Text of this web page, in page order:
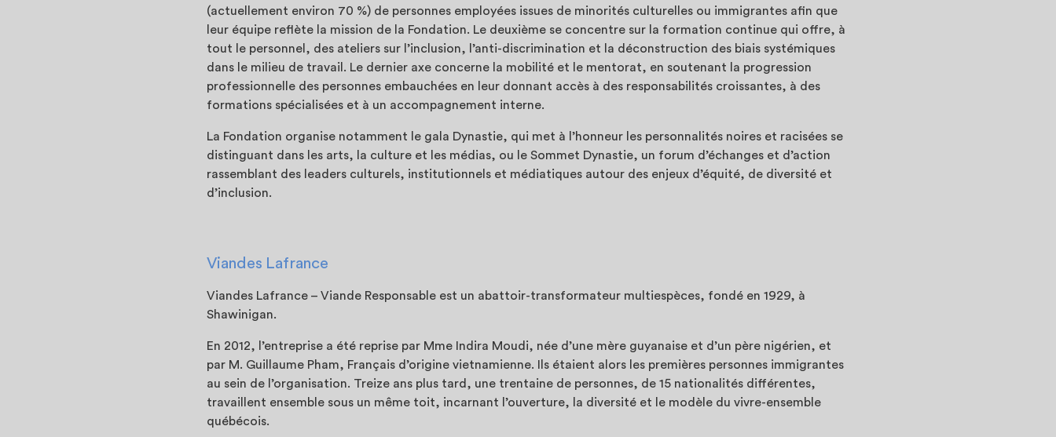
(actuellement environ 70 %) de personnes employées issues de minorités culturelles ou immigrantes afin que
leur équipe reflète la mission de la Fondation. Le deuxième se concentre sur la formation continue qui offre, à
tout le personnel, des ateliers sur l’inclusion, l’anti-discrimination et la déconstruction des biais systémiques
dans le milieu de travail. Le dernier axe concerne la mobilité et le mentorat, en soutenant la progression
professionnelle des personnes embauchées en leur donnant accès à des responsabilités croissantes, à des
formations spécialisées et à un accompagnement interne.
La Fondation organise notamment le gala Dynastie, qui met à l’honneur les personnalités noires et racisées se
distinguant dans les arts, la culture et les médias, ou le Sommet Dynastie, un forum d’échanges et d’action
rassemblant des leaders culturels, institutionnels et médiatiques autour des enjeux d’équité, de diversité et
d’inclusion.
Viandes Lafrance
Viandes Lafrance – Viande Responsable est un abattoir-transformateur multiespèces, fondé en 1929, à
Shawinigan.
En 2012, l’entreprise a été reprise par Mme Indira Moudi, née d’une mère guyanaise et d’un père nigérien, et
par M. Guillaume Pham, Français d’origine vietnamienne. Ils étaient alors les premières personnes immigrantes
au sein de l’organisation. Treize ans plus tard, une trentaine de personnes, de 15 nationalités différentes,
travaillent ensemble sous un même toit, incarnant l’ouverture, la diversité et le modèle du vivre-ensemble
québécois.